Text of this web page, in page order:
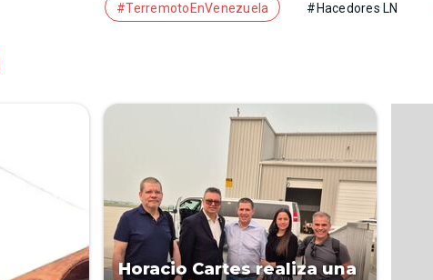
#TerremotoEnVenezuela #Hacedores LN
Horacio Cartes realiza una